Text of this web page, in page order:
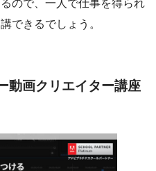
ので、一人で仕事を得られ
できるでしょう。
動画クリエイター講座